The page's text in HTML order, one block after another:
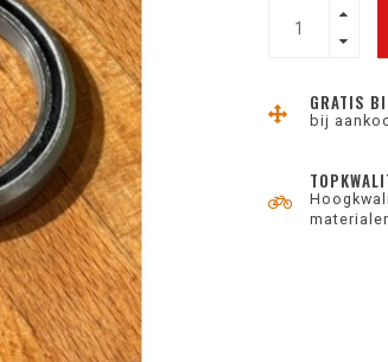
GRATIS
bij